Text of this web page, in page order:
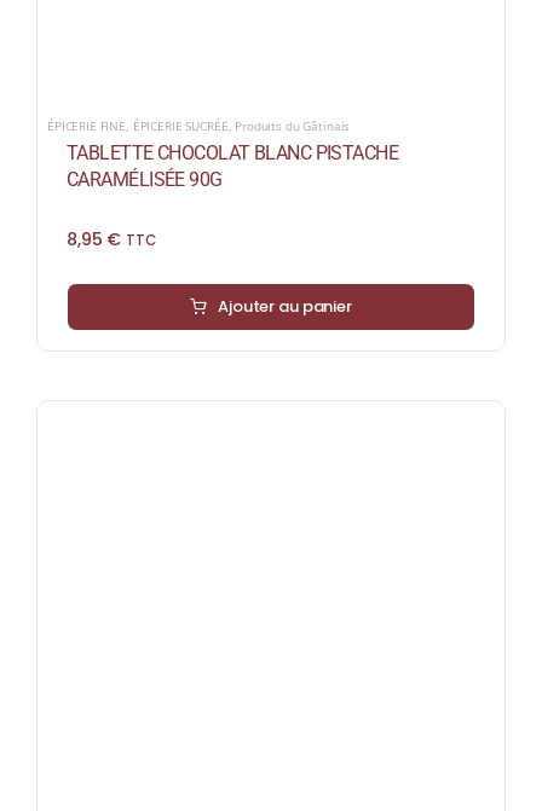
ÉPICERIE FINE ÉPICERIE SUCRÉE Produits du Gâtinais
TABLETTE CHOCOLAT BLANC PISTACHE
CARAMÉLISÉE 90G
8,95 € TTC
Ajouter au panier